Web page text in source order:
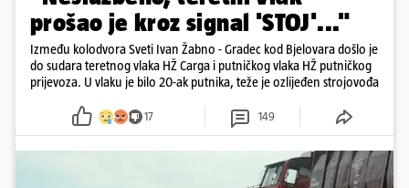
prošao je kroz signal 'STOJ'..."
Između kolodvora Sveti Ivan Žabno - Gradec kod Bjelovara došlo je
do sudara teretnog vlaka HŽ Carga i putničkog vlaka HŽ putničkog
prijevoza. U vlaku je bilo 20-ak putnika, teže je ozlijeđen strojovođa
17 149